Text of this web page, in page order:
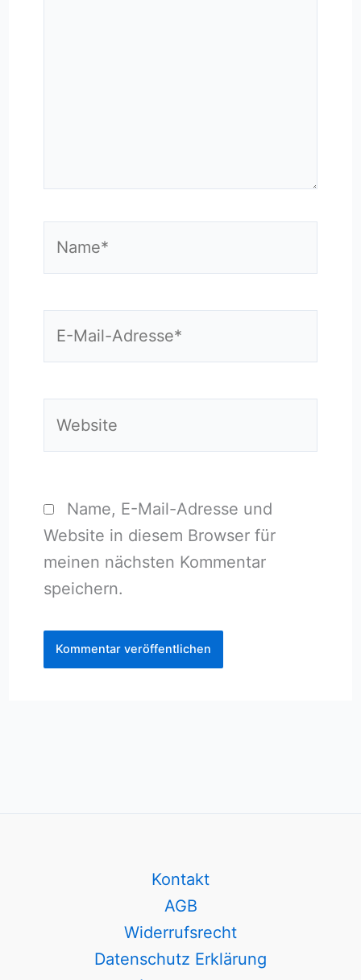
Name, E-Mail-Adresse und
Website in diesem Browser für
meinen nächsten Kommentar
speichern.
Kontakt
AGB
Widerrufsrecht
Datenschutz Erklärung